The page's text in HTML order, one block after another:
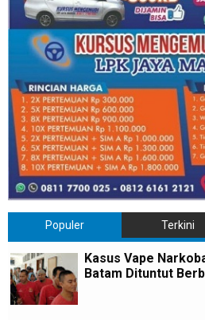
Populer Terkini
Kasus Vape
Batam Dituntut